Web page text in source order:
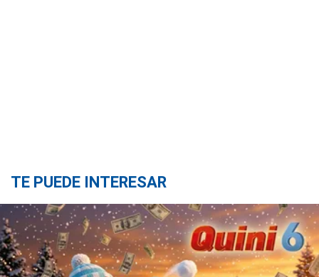
TE PUEDE INTERESAR